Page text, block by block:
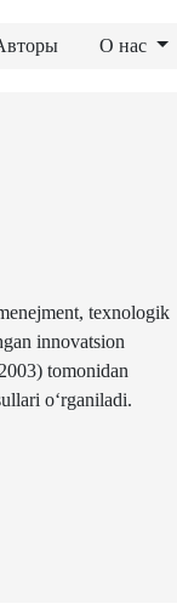
О нас
texnologik
innovatsion
tomonidan
o‘rganiladi.